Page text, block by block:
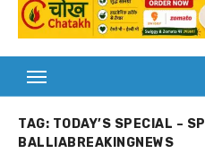
TAG: TODAY’S SPECIAL –
BALLIABREAKINGNEWS